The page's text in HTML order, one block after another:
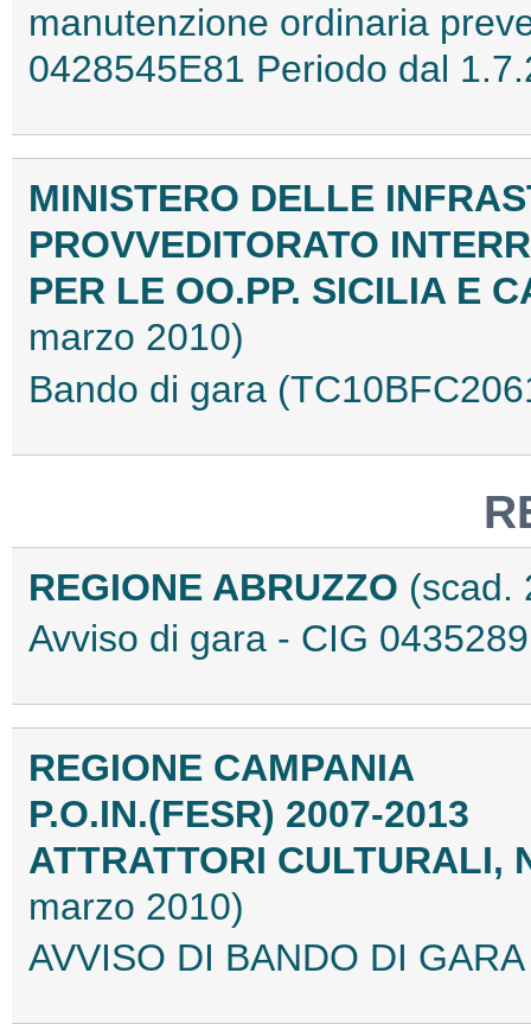
manutenzione ordinaria
0428545E81 Periodo dal
MINISTERO DELLE
PROVVEDITORATO
PER LE OO.PP. SICILIA E
marzo 2010)
Bando di gara
REGIONE ABRUZZO (scad.
Avviso di gara - CIG
REGIONE CAMPANIA
P.O.IN.(FESR) 2007-2013
ATTRATTORI CULTURALI,
marzo 2010)
AVVISO DI BANDO DI